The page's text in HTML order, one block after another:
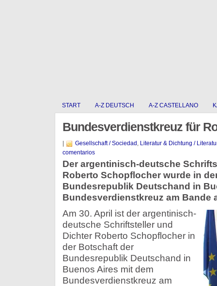
START A-Z DEUTSCH A-Z CASTELLANO
Bundesverdienstkreuz für
Gesellschaft / Sociedad , Literatur & Dichtung /
comentarios
Der argentinisch-deutsche
Roberto Schopflocher wurde in
Bundesrepublik Deutschand in
Bundesverdienstkreuz am Bande
Am 30. April ist der argentinisch-
deutsche Schriftsteller und
Dichter Roberto Schopflocher in
der Botschaft der
Bundesrepublik Deutschand in
Buenos Aires mit dem
Bundesverdienstkreuz am